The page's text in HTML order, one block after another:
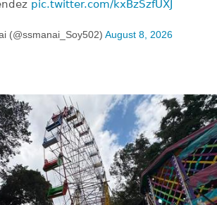
pic.twitter.com/kxBzSzfUXJ
(@ssmanai_Soy502) August 8, 2026